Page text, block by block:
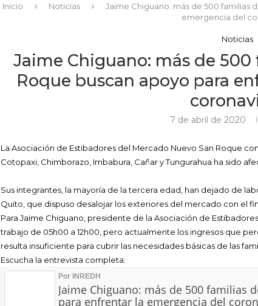
Inicio Noticias
Jaime Chiguano: más de 500 familias
emergencia del
Noticias
Jaime Chiguano: más de
Roque buscan apoyo para
7 de abril de 2020
La Asociación de Estibadores del Mercado Nuevo San Roque
Cotopaxi, Chimborazo, Imbabura, Cañar y Tungurahua ha sido
Sus integrantes, la mayoría de la tercera edad, han dejado de
Quito, que dispuso desalojar los exteriores del mercado con el
Para Jaime Chiguano, presidente de la Asociación de
trabajo de 05h00 a 12h00, pero actualmente los ingresos que
resulta insuficiente para cubrir las necesidades básicas de las
Escucha la entrevista completa: